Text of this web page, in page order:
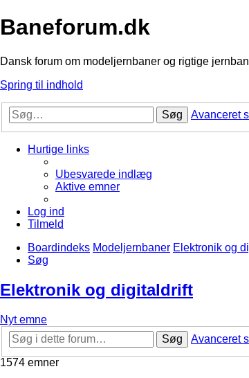
Baneforum.dk
Dansk forum om modeljernbaner og rigtige
Spring til indhold
Søg Avanceret
Hurtige links
Ubesvarede indlæg
Aktive emner
Log ind
Tilmeld
Boardindeks Modeljernbaner Elektronik og
Søg
Elektronik og digitaldrift
Nyt emne
Søg
Avanceret
1574 emner